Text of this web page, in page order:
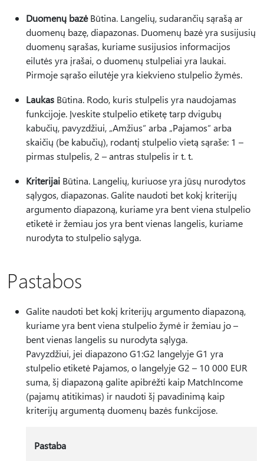
Duomenų bazėBūtina. Langelių, sudarančių sąrašą ar
duomenų bazę, diapazonas. Duomenų bazė yra susijusių
duomenų sąrašas, kuriame susijusios informacijos
eilutės yra įrašai, o duomenų stulpeliai yra laukai.
Pirmoje sąrašo eilutėje yra kiekvieno stulpelio žymės.
Laukas Būtina. Rodo, kuris stulpelis yra naudojamas
funkcijoje. Įveskite stulpelio etiketę tarp dvigubų
kabučių, pavyzdžiui, „Amžius“ arba „Pajamos“ arba
skaičių (be kabučių), rodantį stulpelio vietą sąraše: 1 –
pirmas stulpelis, 2 – antras stulpelis ir t. t.
Kriterijai Būtina. Langelių, kuriuose yra jūsų nurodytos
sąlygos, diapazonas. Galite naudoti bet kokį kriterijų
argumento diapazoną, kuriame yra bent viena stulpelio
etiketė ir žemiau jos yra bent vienas langelis, kuriame
nurodyta to stulpelio sąlyga.
Pastabos
Galite naudoti bet kokį kriterijų argumento diapazoną,
kuriame yra bent viena stulpelio žymė ir žemiau jo –
bent vienas langelis su nurodyta sąlyga.
Pavyzdžiui, jei diapazono G1:G2 langelyje G1 yra
stulpelio etiketė Pajamos, o langelyje G2 – 10 000 EUR
suma, šį diapazoną galite apibrėžti kaip MatchIncome
(pajamų atitikimas) ir naudoti šį pavadinimą kaip
kriterijų argumentą duomenų bazės funkcijose.
Pastaba